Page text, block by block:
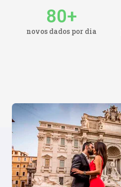
80+
novos dados por dia